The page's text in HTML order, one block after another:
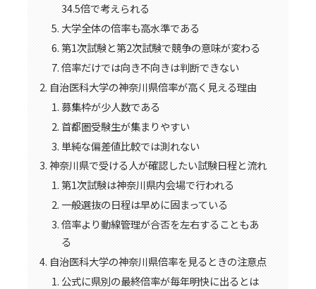
34.5倍で考えられる
大学全体の倍率も高水準である
第1次試験と第2次試験で競争の意味が変わる
倍率だけでは向き不向きは判断できない
自治医科大学の神奈川県倍率が高く見える理由
募集枠が少人数である
首都圏受験生が集まりやすい
単純な偏差値比較では測れない
神奈川県で受ける人が確認したい試験日程と流れ
第1次試験は神奈川県内会場で行われる
一般選抜の日程は早めに固まっている
倍率より動線管理が合否を左右することもあ
る
自治医科大学の神奈川県倍率を見るときの注意点
公式に県別の最終倍率が毎年明快に出るとは